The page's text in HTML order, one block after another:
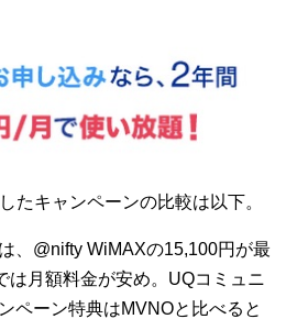
たキャンペーンの比較は以下。
、@nifty WiMAXの15,100円が最
は月額料金が安め。UQコミュニ
ペーン特典はMVNOと比べると